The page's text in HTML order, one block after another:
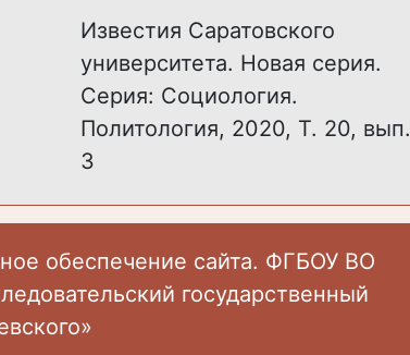
Известия Саратовского
университета. Новая серия.
Серия: Cоциология.
Политология, 2020, Т. 20, вып.
3
обеспечение сайта. ФГБОУ ВО
государственный